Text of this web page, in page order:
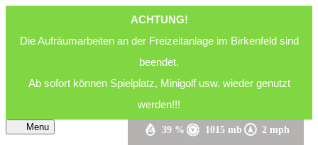
ACHTUNG!
Die Aufräumarbeiten an der Freizeitanlage im Birkenfeld sind
beendet.
Ab sofort können Spielplatz, Minigolf usw. wieder genutzt
werden!!!
Menu
28 °C
Bedeckt
39 % 1015 mb 2 mph